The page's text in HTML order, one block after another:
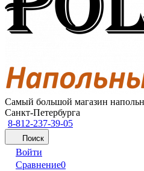
Самый большой магазин
Санкт-Петербурга
8-812-237-39-05
Поиск
Войти
Сравнение0